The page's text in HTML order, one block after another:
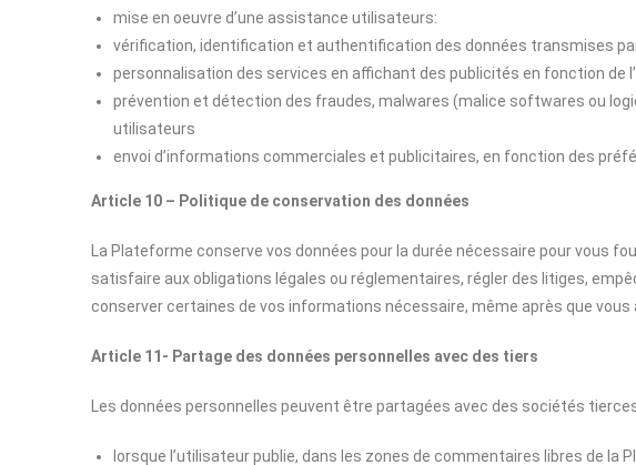
mise en oeuvre d’une assistance utilisateurs:
vérification, identification et authentification des données transmises
personnalisation des services en affichant des publicités en fonction de
prévention et détection des fraudes, malwares (malice softwares ou
utilisateurs
envoi d’informations commerciales et publicitaires, en fonction des
Article 10 – Politique de conservation des données
La Plateforme conserve vos données pour la durée nécessaire pour vous
satisfaire aux obligations légales ou réglementaires, régler des litiges,
conserver certaines de vos informations nécessaire, même après que
Article 11- Partage des données personnelles avec des tiers
Les données personnelles peuvent être partagées avec des sociétés
lorsque l’utilisateur publie, dans les zones de commentaires libres de